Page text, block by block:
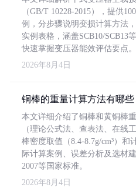
（GB/T 10228-2015），提供
例，分步骤说明变损计算方法
实例表格，涵盖SCB10/SCB13
快速掌握变压器能效评估要点。
2026年8月4日
铜棒的重量计算方法有哪些
本文详细介绍了铜棒和黄铜棒
（理论公式法、查表法、在线
棒密度取值（8.4-8.7g/cm³）和
际计算案例、误差分析及选材
2007等国家标准。
2026年8月4日